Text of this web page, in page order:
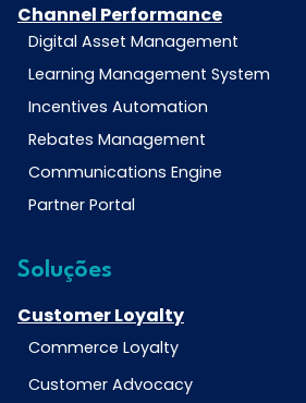
Channel Performance
Digital Asset Management
Learning Management System
Incentives Automation
Rebates Management
Communications Engine
Partner Portal
Soluções
Customer Loyalty
Commerce Loyalty
Customer Advocacy